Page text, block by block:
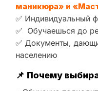
маникюра» и
✅ Индивидуальный
✅ Обучаешься до
✅ Документы,
населению
📌 Почему